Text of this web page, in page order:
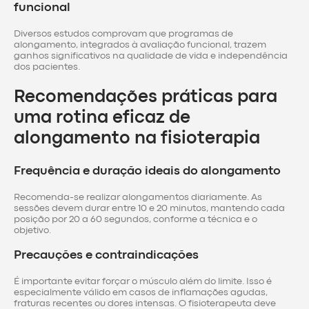
funcional
Diversos estudos comprovam que programas de
alongamento, integrados à avaliação funcional, trazem
ganhos significativos na qualidade de vida e independência
dos pacientes.
Recomendações práticas para
uma rotina eficaz de
alongamento na fisioterapia
Frequência e duração ideais do alongamento
Recomenda-se realizar alongamentos diariamente. As
sessões devem durar entre 10 e 20 minutos, mantendo cada
posição por 20 a 60 segundos, conforme a técnica e o
objetivo.
Precauções e contraindicações
É importante evitar forçar o músculo além do limite. Isso é
especialmente válido em casos de inflamações agudas,
fraturas recentes ou dores intensas. O fisioterapeuta deve